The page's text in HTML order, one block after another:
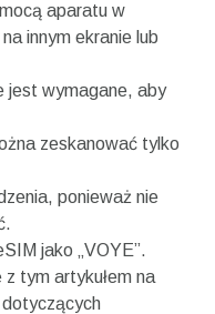
aparatu w
innym ekranie lub
jest wymagane, aby
zeskanować tylko
ponieważ nie
jako „VOYE”.
tym artykułem na
dotyczących